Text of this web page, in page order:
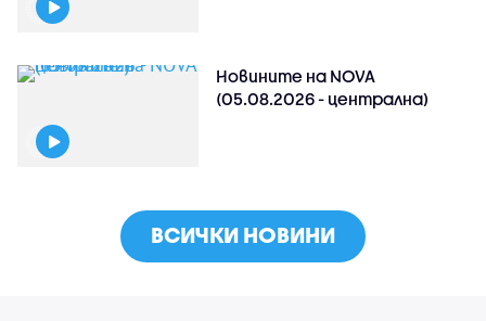
Новините на NOVA
(05.08.2026 - централна)
ВСИЧКИ НОВИНИ